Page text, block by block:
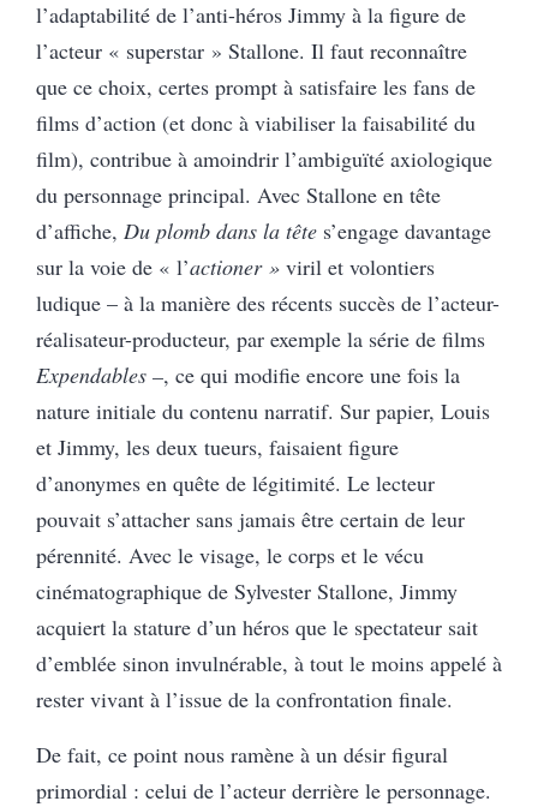
l’adaptabilité de l’anti-héros Jimmy à la figure de
l’acteur « superstar » Stallone. Il faut reconnaître
que ce choix, certes prompt à satisfaire les fans de
films d’action (et donc à viabiliser la faisabilité du
film), contribue à amoindrir l’ambiguïté axiologique
du personnage principal. Avec Stallone en tête
d’affiche, Du plomb dans la tête s’engage davantage
sur la voie de « l’actioner » viril et volontiers
ludique – à la manière des récents succès de l’acteur-
réalisateur-producteur, par exemple la série de films
Expendables –, ce qui modifie encore une fois la
nature initiale du contenu narratif. Sur papier, Louis
et Jimmy, les deux tueurs, faisaient figure
d’anonymes en quête de légitimité. Le lecteur
pouvait s’attacher sans jamais être certain de leur
pérennité. Avec le visage, le corps et le vécu
cinématographique de Sylvester Stallone, Jimmy
acquiert la stature d’un héros que le spectateur sait
d’emblée sinon invulnérable, à tout le moins appelé à
rester vivant à l’issue de la confrontation finale.
De fait, ce point nous ramène à un désir figural
primordial : celui de l’acteur derrière le personnage.